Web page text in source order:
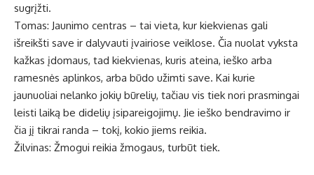
sugrįžti.
Tomas: Jaunimo centras – tai vieta, kur kiekvienas gali
išreikšti save ir dalyvauti įvairiose veiklose. Čia nuolat vyksta
kažkas įdomaus, tad kiekvienas, kuris ateina, ieško arba
ramesnės aplinkos, arba būdo užimti save. Kai kurie
jaunuoliai nelanko jokių būrelių, tačiau vis tiek nori prasmingai
leisti laiką be didelių įsipareigojimų. Jie ieško bendravimo ir
čia jį tikrai randa – tokį, kokio jiems reikia.
Žilvinas: Žmogui reikia žmogaus, turbūt tiek.